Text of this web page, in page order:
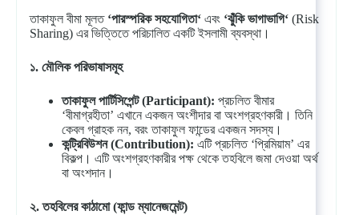
তাকাফুল বীমা মূলত ‘পারস্পরিক সহযোগিতা‘ এবং ‘ঝুঁকি ভাগাভাগি‘ (Risk
Sharing) এর ভিত্তিতে পরিচালিত একটি ইসলামী ব্যবস্থা।
১. মৌলিক পরিভাষাসমূহ
তাকাফুল পার্টিসিপেন্ট(Participant): প্রচলিত বীমার
‘বীমাগ্রহীতা’ এখানে একজন অংশীদার বা অংশগ্রহণকারী। তিনি
কেবল গ্রাহক নন, বরং তাকাফুল ফান্ডের একজন সদস্য।
কন্ট্রিবিউশন(Contribution): এটি প্রচলিত ‘প্রিমিয়াম’ এর
বিকল্প। এটি অংশগ্রহণকারীর পক্ষ থেকে তহবিলে জমা দেওয়া অর্থ
বা অংশদান।
২.তহবিলের কাঠামো(ফান্ড ম্যানেজমেন্ট)